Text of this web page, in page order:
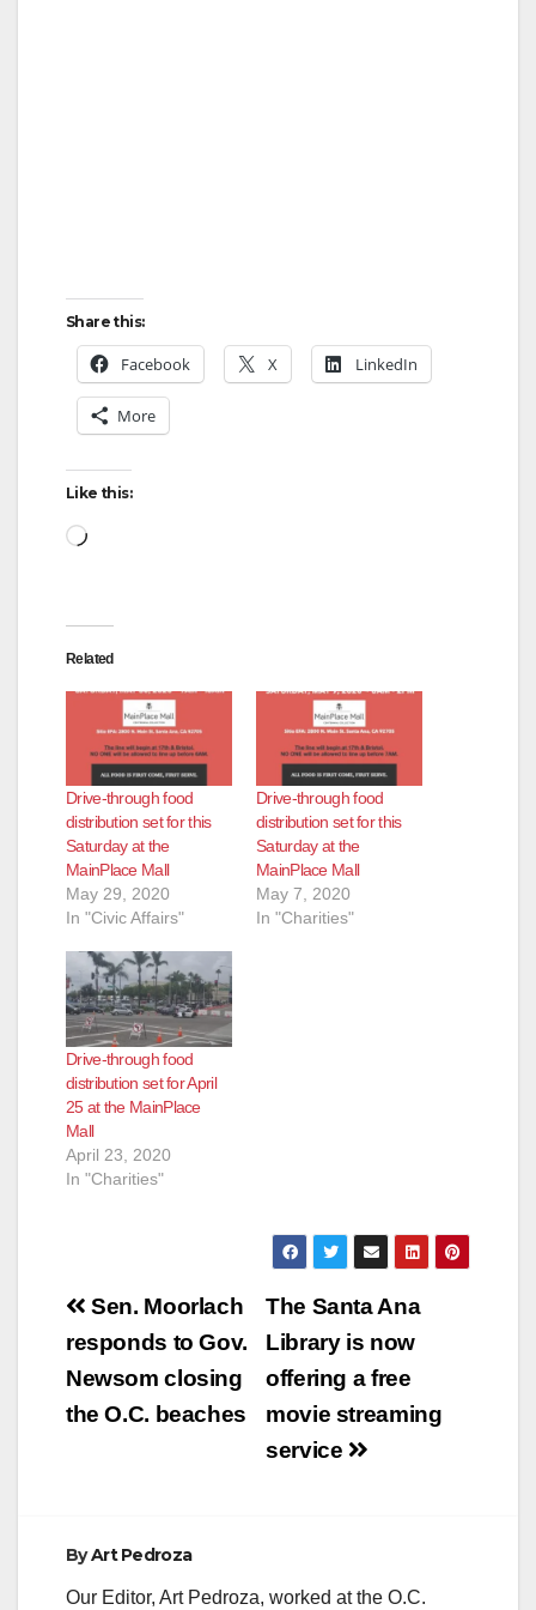
Share this:
Facebook X LinkedIn
More
Like this:
Loading…
Related
Drive-through food
distribution set for this
Saturday at the
MainPlace Mall
May 29, 2020
In "Civic Affairs"
Drive-through food
distribution set for this
Saturday at the
MainPlace Mall
May 7, 2020
In "Charities"
Drive-through food
distribution set for April
25 at the MainPlace
Mall
April 23, 2020
In "Charities"
Post
navigation
The Santa Ana
Library is now
offering a free
movie streaming
service
Sen. Moorlach
responds to Gov.
Newsom closing
the O.C. beaches
ByArt Pedroza
Our Editor, Art Pedroza, worked at the O.C.